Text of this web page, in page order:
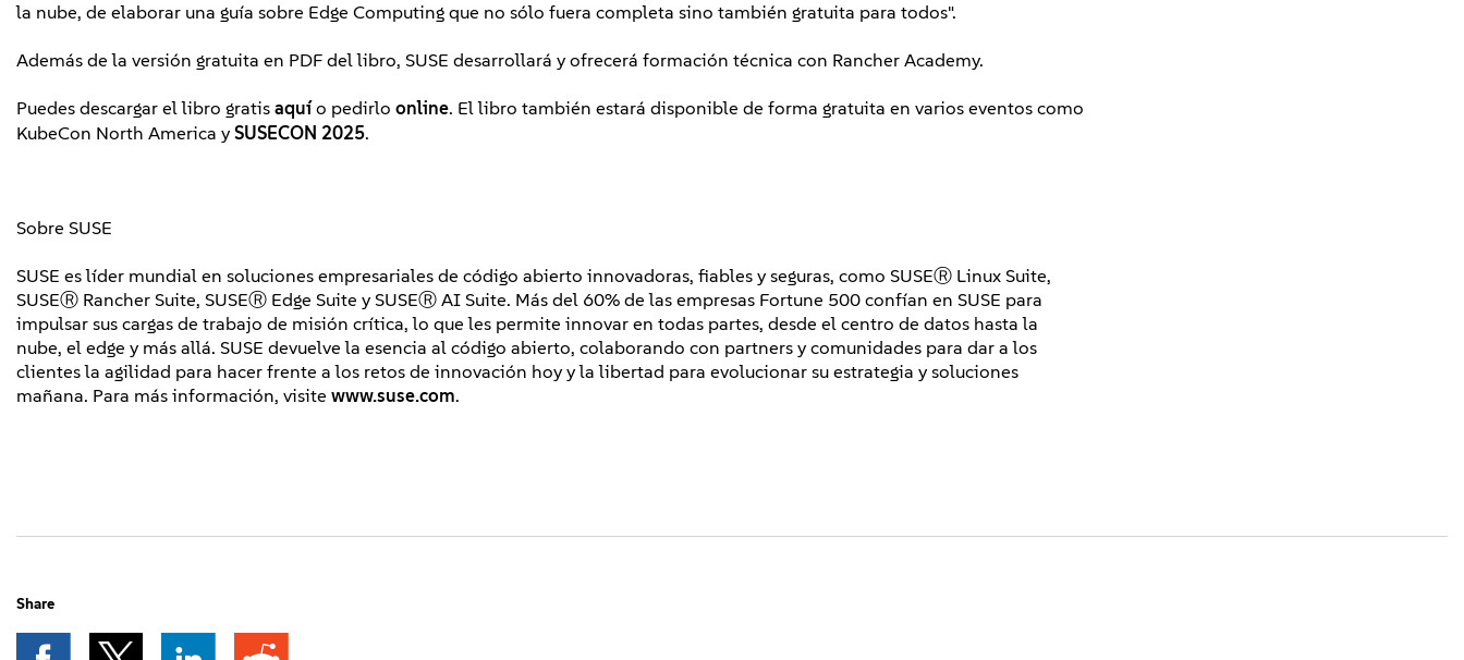
la nube, de elaborar una guía sobre Edge Computing que no sólo fuera completa sino también gratuita para todos".
Además de la versión gratuita en PDF del libro, SUSE desarrollará y ofrecerá formación técnica con Rancher Academy.
Puedes descargar el libro gratis aquío pedirlo online. El libro también estará disponible de forma gratuita en varios eventos como
KubeCon North America y SUSECON 2025.
Sobre SUSE
SUSE es líder mundial en soluciones empresariales de código abierto innovadoras, fiables y seguras, como SUSEⓇ Linux Suite,
SUSEⓇ Rancher Suite, SUSEⓇ Edge Suite y SUSEⓇ AI Suite. Más del 60% de las empresas Fortune 500 confían en SUSE para
impulsar sus cargas de trabajo de misión crítica, lo que les permite innovar en todas partes, desde el centro de datos hasta la
nube, el edge y más allá. SUSE devuelve la esencia al código abierto, colaborando con partners y comunidades para dar a los
clientes la agilidad para hacer frente a los retos de innovación hoy y la libertad para evolucionar su estrategia y soluciones
mañana. Para más información, visite www.suse.com.
Share